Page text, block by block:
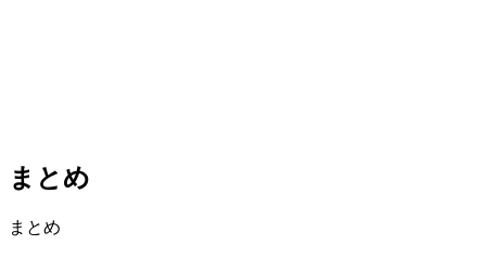
まとめ
まとめ